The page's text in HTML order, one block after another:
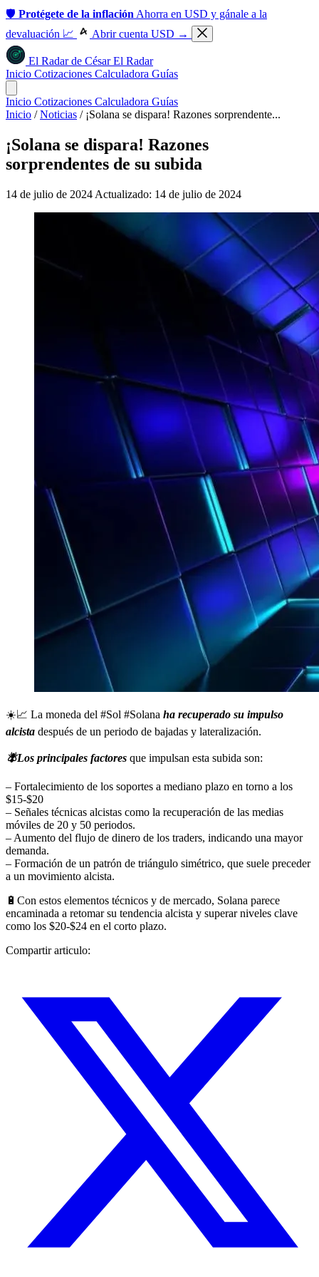
🛡️ Protégete de la inflación Ahorra en USD y gánale a la
devaluación 📈
Abrir cuenta USD →
El Radarde César El Radar
Inicio Cotizaciones Calculadora Guías
Inicio Cotizaciones Calculadora Guías
Inicio / Noticias / ¡Solana se dispara! Razones sorprendente...
¡Solana se dispara! Razones
sorprendentes de su subida
14 de julio de 2024 Actualizado: 14 de julio de 2024
☀️📈 La moneda del #Sol #Solana ha recuperado su impulso
alcista después de un periodo de bajadas y lateralización.
🪰Los principales factores que impulsan esta subida son:
– Fortalecimiento de los soportes a mediano plazo en torno a los
$15-$20
– Señales técnicas alcistas como la recuperación de las medias
móviles de 20 y 50 periodos.
– Aumento del flujo de dinero de los traders, indicando una mayor
demanda.
– Formación de un patrón de triángulo simétrico, que suele preceder
a un movimiento alcista.
🔋Con estos elementos técnicos y de mercado, Solana parece
encaminada a retomar su tendencia alcista y superar niveles clave
como los $20-$24 en el corto plazo.
Compartir articulo: